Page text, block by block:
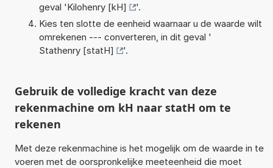
geval 'Kilohenry [kH]
'.
Kies ten slotte de eenheid waarnaar u de waarde wilt
omrekenen --- converteren, in dit geval '
Stathenry [statH]
'.
Gebruik de volledige kracht van deze
rekenmachine om kH naar statH om te
rekenen
Met deze rekenmachine is het mogelijk om de waarde in te
voeren met de oorspronkelijke meeteenheid die moet